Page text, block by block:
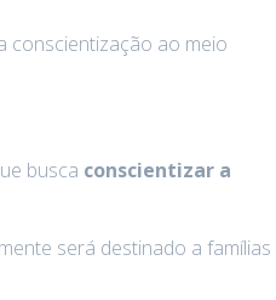
conscientização ao meio
busca conscientizar a
será destinado a famílias